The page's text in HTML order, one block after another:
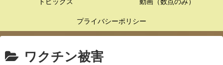
プライバシーポリシー
ワクチン被害